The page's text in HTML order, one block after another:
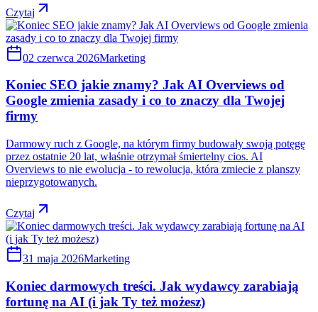
Czytaj
02 czerwca 2026Marketing
Koniec SEO jakie znamy? Jak AI Overviews od
Google zmienia zasady i co to znaczy dla Twojej
firmy
Darmowy ruch z Google, na którym firmy budowały swoją potęgę
przez ostatnie 20 lat, właśnie otrzymał śmiertelny cios. AI
Overviews to nie ewolucja - to rewolucja, która zmiecie z planszy
nieprzygotowanych.
Czytaj
31 maja 2026Marketing
Koniec darmowych treści. Jak wydawcy zarabiają
fortunę na AI (i jak Ty też możesz)